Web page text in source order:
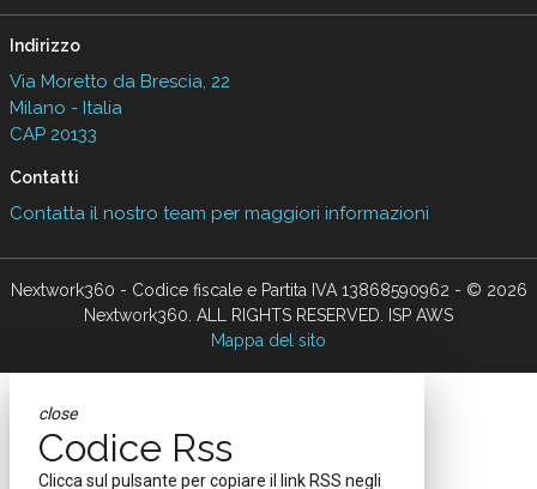
Indirizzo
Via Moretto da Brescia, 22
Milano - Italia
CAP 20133
Contatti
Contatta il nostro team per maggiori informazioni
Nextwork360 - Codice fiscale e Partita IVA 13868590962 - © 2026
Nextwork360. ALL RIGHTS RESERVED. ISP AWS
Mappa del sito
close
Codice Rss
Clicca sul pulsante per copiare il link RSS negli